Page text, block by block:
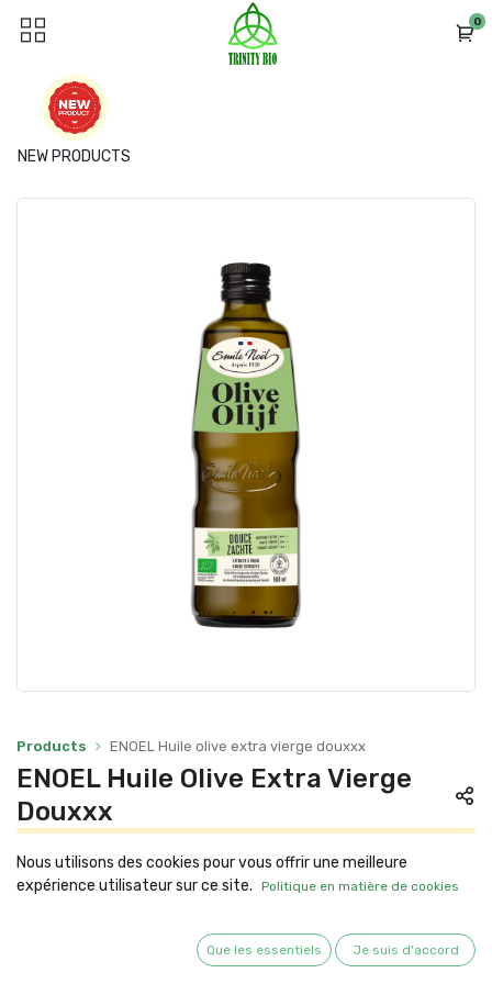
0
NEW PRODUCTS
Products ENOEL Huile olive extra vierge douxxx
ENOEL Huile Olive Extra Vierge
Douxxx
Ce produit n'a pas de combinaison existante.
Nous utilisons des cookies pour vous offrir une meilleure
expérience utilisateur sur ce site.
Politique en matière de cookies
Que les essentiels Je suis d'accord